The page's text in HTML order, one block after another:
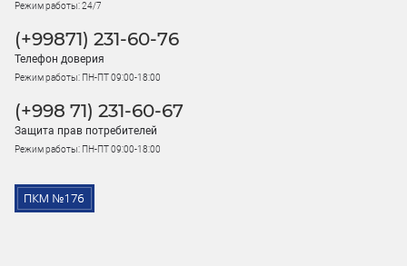
Режим работы: 24/7
(+99871) 231-60-76
Телефон доверия
Режим работы: ПН-ПТ 09:00-18:00
(+998 71) 231-60-67
Защита прав потребителей
Режим работы: ПН-ПТ 09:00-18:00